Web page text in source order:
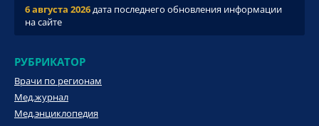
6 августа 2026дата последнего обновления информации
на сайте
РУБРИКАТОР
Врачи по регионам
Мед.журнал
Мед.энциклопедия